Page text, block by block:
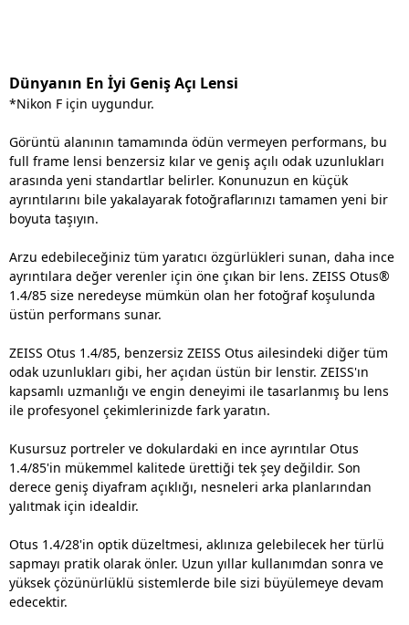
Dünyanın En İyi Geniş Açı Lensi
*Nikon F için uygundur.
Görüntü alanının tamamında ödün vermeyen performans, bu
full frame lensi benzersiz kılar ve geniş açılı odak uzunlukları
arasında yeni standartlar belirler. Konunuzun en küçük
ayrıntılarını bile yakalayarak fotoğraflarınızı tamamen yeni bir
boyuta taşıyın.
Arzu edebileceğiniz tüm yaratıcı özgürlükleri sunan, daha ince
ayrıntılara değer verenler için öne çıkan bir lens. ZEISS Otus®
1.4/85 size neredeyse mümkün olan her fotoğraf koşulunda
üstün performans sunar.
ZEISS Otus 1.4/85, benzersiz ZEISS Otus ailesindeki diğer tüm
odak uzunlukları gibi, her açıdan üstün bir lenstir. ZEISS'ın
kapsamlı uzmanlığı ve engin deneyimi ile tasarlanmış bu lens
ile profesyonel çekimlerinizde fark yaratın.
Kusursuz portreler ve dokulardaki en ince ayrıntılar Otus
1.4/85'in mükemmel kalitede ürettiği tek şey değildir. Son
derece geniş diyafram açıklığı, nesneleri arka planlarından
yalıtmak için idealdir.
Otus 1.4/28'in optik düzeltmesi, aklınıza gelebilecek her türlü
sapmayı pratik olarak önler. Uzun yıllar kullanımdan sonra ve
yüksek çözünürlüklü sistemlerde bile sizi büyülemeye devam
edecektir.